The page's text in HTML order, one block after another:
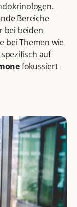
Bereiche
bei beiden
bei Themen wie
auf
fokussiert